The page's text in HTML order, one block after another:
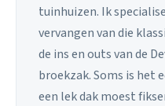
tuinhuizen. Ik
vervangen van die
de ins en outs van de
broekzak. Soms is het
een lek dak moest